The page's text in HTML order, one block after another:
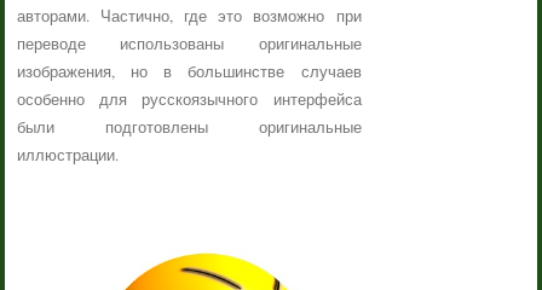
авторами. Частично, где это возможно при
переводе использованы оригинальные
изображения, но в большинстве случаев
особенно для русскоязычного интерфейса
были подготовлены оригинальные
иллюстрации.